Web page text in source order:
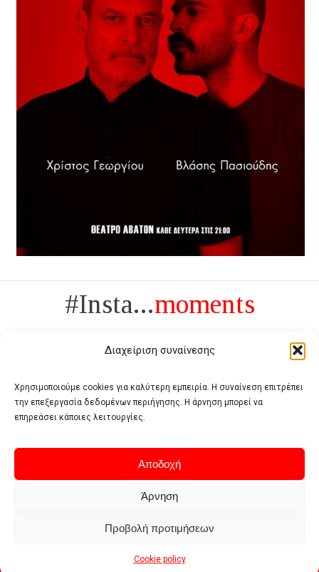
Διαχείριση συναίνεσης
Χρησιμοποιούμε cookies για καλύτερη εμπειρία. Η συναίνεση επιτρέπει
την επεξεργασία δεδομένων περιήγησης. Η άρνηση μπορεί να
επηρεάσει κάποιες λειτουργίες.
Αποδοχή
Άρνηση
Προβολή προτιμήσεων
Cookie policy
#Insta...moments
Πολυτέλεια δεν είναι το αντίθετο της ανέχειας, είναι το αντίθετο της
Terms of use Privacy policy Cookie policy
© 2026 - Deluxe. All Rights Reserved.